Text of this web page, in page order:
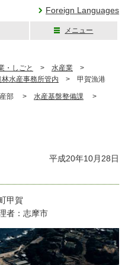
Foreign Languages
メニュー
・しごと > 水産業 >
林水産事務所管内 > 甲賀漁港
部 > 水産基盤整備課 >
平成20年10月28日
甲賀
者：志摩市